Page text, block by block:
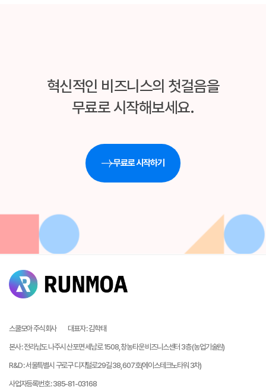
혁신적인 비즈니스의 첫걸음을
무료로 시작해보세요.
무료로 시작하기
스쿨모아 주식회사 대표자:김학태
본사:전라남도 나주시 산포면 세남로 1508, 창농타운 비즈니스센터 3층 (농업기술원)
R&D:서울특별시 구로구 디지털로29길 38, 607호(에이스테크노타워 3차)
사업자등록번호:385-81-03168